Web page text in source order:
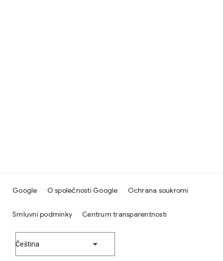
Google O společnosti Google Ochrana soukromí
Smluvní podmínky Centrum transparentnosti
Čeština